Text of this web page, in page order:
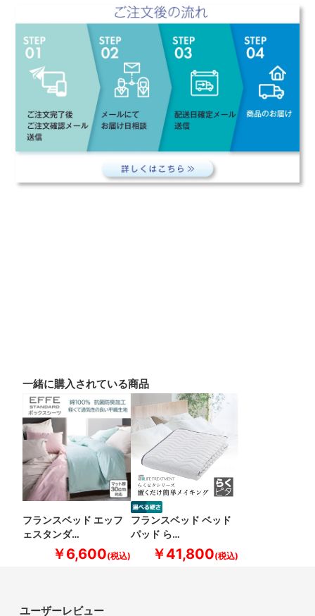
一緒に購入されている商品
フランスベッド エッフ
ェスタンダ…
￥6,600
フランスベッド ベッド
パッド ら…
￥41,800
ユーザーレビュー